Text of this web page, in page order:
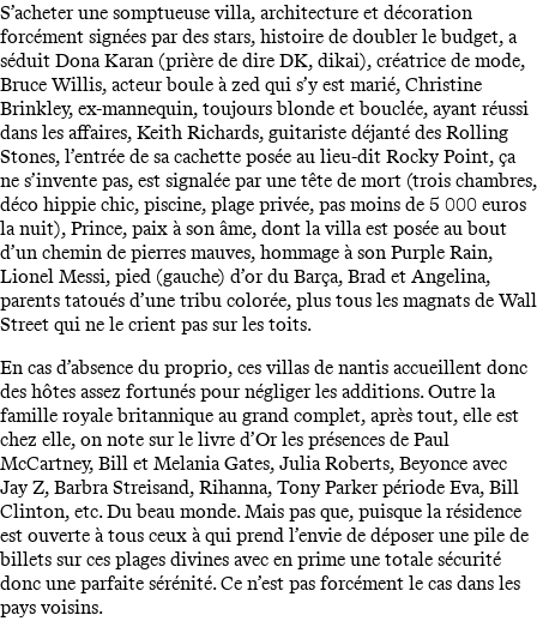
S’acheter une somptueuse villa, architecture et décoration
forcément signées par des stars, histoire de doubler le budget, a
séduit Dona Karan (prière de dire DK, dikai), créatrice de mode,
Bruce Willis, acteur boule à zed qui s’y est marié, Christine
Brinkley, ex-mannequin, toujours blonde et bouclée, ayant réussi
dans les affaires, Keith Richards, guitariste déjanté des Rolling
Stones, l’entrée de sa cachette posée au lieu-dit Rocky Point, ça
ne s’invente pas, est signalée par une tête de mort (trois chambres,
déco hippie chic, piscine, plage privée, pas moins de 5 000 euros
la nuit), Prince, paix à son âme, dont la villa est posée au bout
d’un chemin de pierres mauves, hommage à son Purple Rain,
Lionel Messi, pied (gauche) d’or du Barça, Brad et Angelina,
parents tatoués d’une tribu colorée, plus tous les magnats de Wall
Street qui ne le crient pas sur les toits.
En cas d’absence du proprio, ces villas de nantis accueillent donc
des hôtes assez fortunés pour négliger les additions. Outre la
famille royale britannique au grand complet, après tout, elle est
chez elle, on note sur le livre d’Or les présences de Paul
McCartney, Bill et Melania Gates, Julia Roberts, Beyonce avec
Jay Z, Barbra Streisand, Rihanna, Tony Parker période Eva, Bill
Clinton, etc. Du beau monde. Mais pas que, puisque la résidence
est ouverte à tous ceux à qui prend l’envie de déposer une pile de
billets sur ces plages divines avec en prime une totale sécurité
donc une parfaite sérénité. Ce n’est pas forcément le cas dans les
pays voisins.